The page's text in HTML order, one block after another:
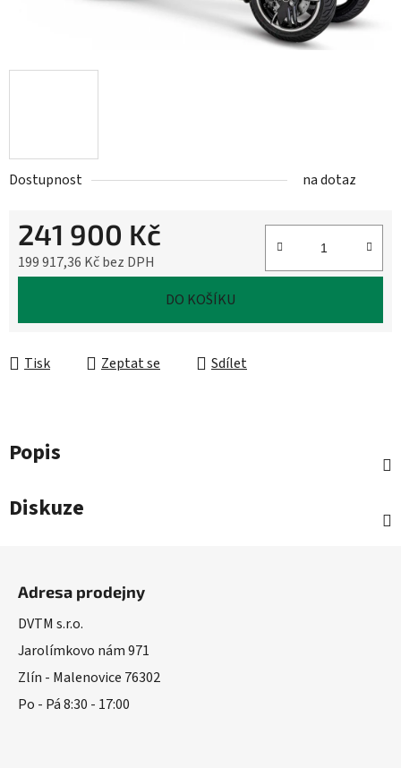
Dostupnost na dotaz
241 900 Kč
199 917,36 Kč bez DPH
DO KOŠÍKU
Tisk Zeptat se Sdílet
Popis
Diskuze
Adresa prodejny
DVTM s.r.o.
Jarolímkovo nám 971
Zlín - Malenovice 76302
Po - Pá 8:30 - 17:00